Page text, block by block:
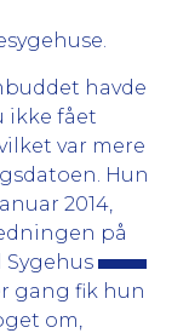
havde
ikke fået
var mere
Hun
2014,
på
gang fik hun
om,